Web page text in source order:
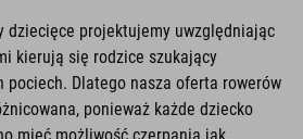
dziecięce projektujemy uwzględniając
kierują się rodzice szukający
Dlatego nasza oferta rowerów
ponieważ każde dziecko
mieć możliwość czerpania jak